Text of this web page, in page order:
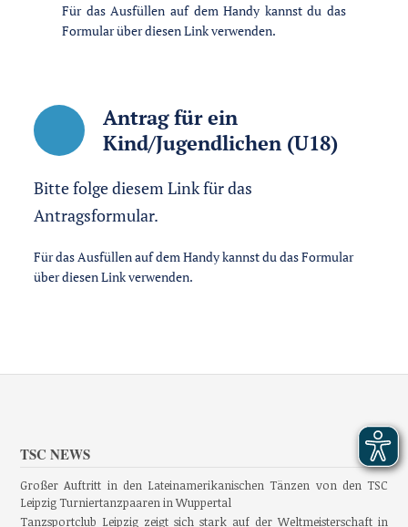
Für das Ausfüllen auf dem Handy kannst du das
Formular über diesen Link verwenden.
Antrag für ein
Kind/Jugendlichen (U18)
Bitte folge diesem Link für das
Antragsformular.
Für das Ausfüllen auf dem Handy kannst du das Formular
über diesen Link verwenden.
TSC NEWS
Großer Auftritt in den Lateinamerikanischen Tänzen von den TSC
Leipzig Turniertanzpaaren in Wuppertal
Tanzsportclub Leipzig zeigt sich stark auf der Weltmeisterschaft in